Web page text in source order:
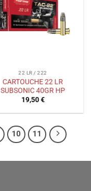
22 LR / 222
CARTOUCHE 22 LR
SUBSONIC 40GR HP
19,50€
10 11